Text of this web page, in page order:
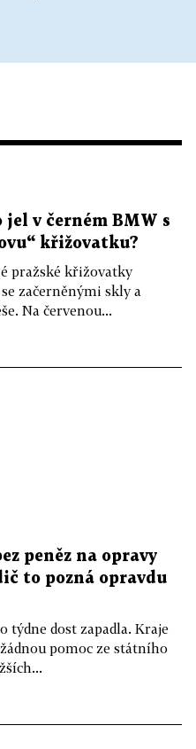
jel v černém BMW s
křižovatku?
pražské křižovatky
začerněnými skly a
Na červenou...
peněz na opravy
to pozná opravdu
týdne dost zapadla. Kraje
pomoc ze státního